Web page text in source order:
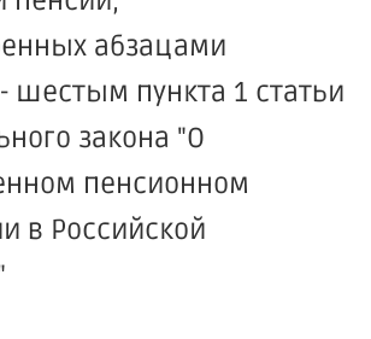
абзацами
шестым пункта 1 статьи
закона "О
пенсионном
в Российской